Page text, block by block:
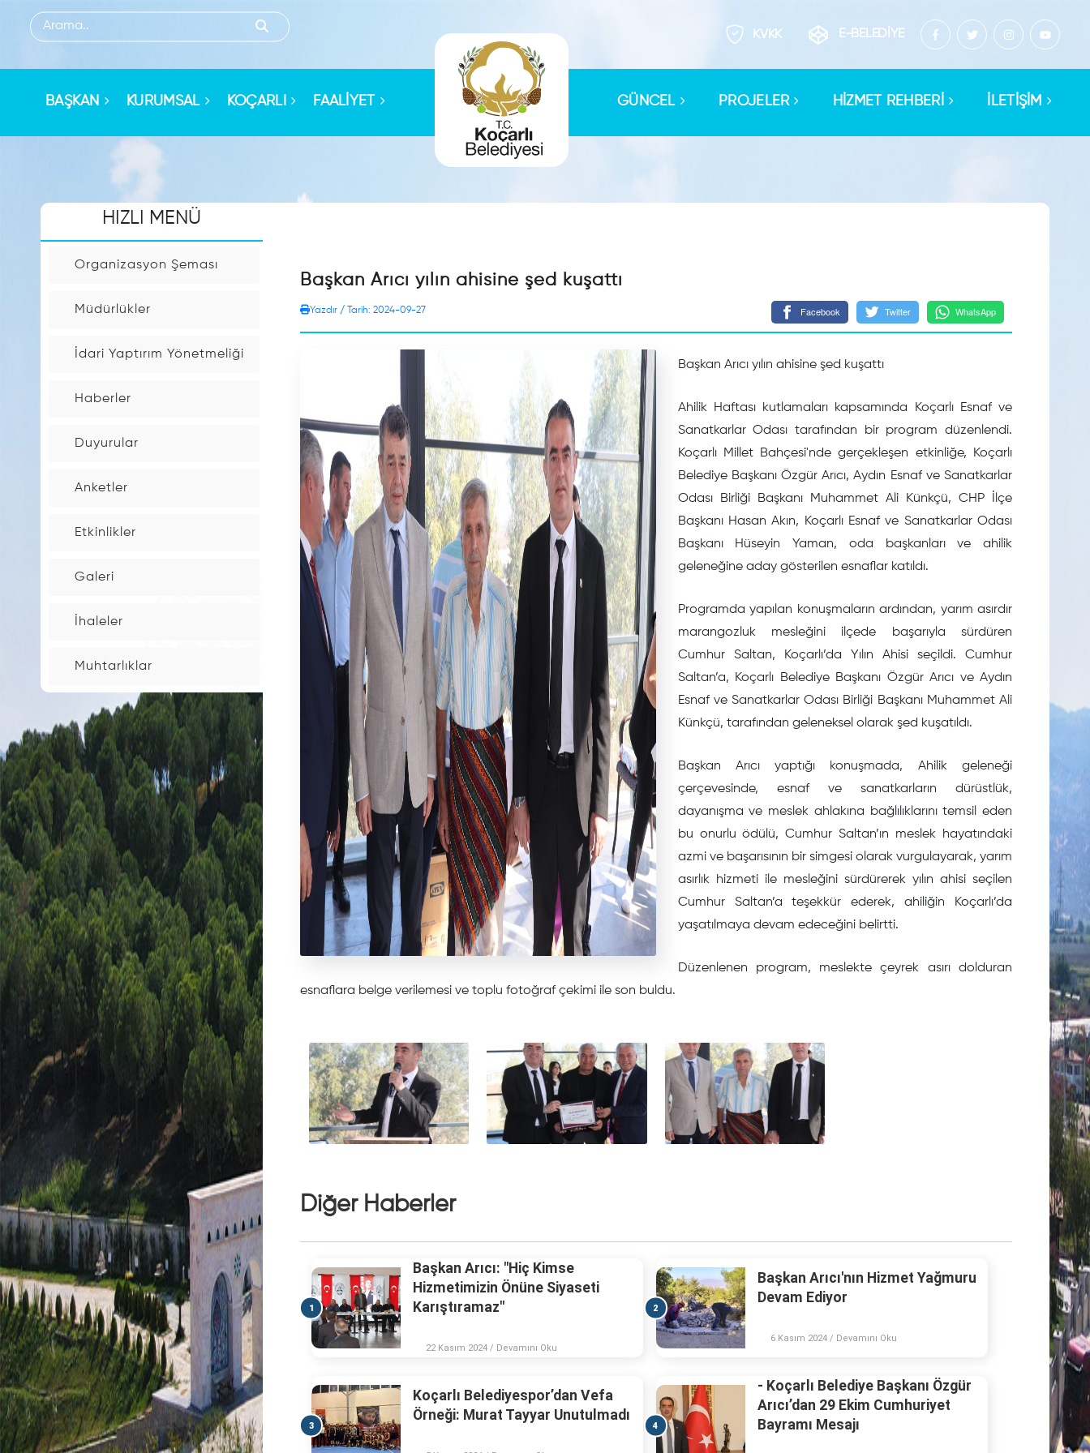
KVKK E-BELEDİYE
MENU
Elektronik
Dilekçe
Takip
Online
Vezne
Hızlı
Tahsilat
Taksitli
Borçlar
E-
Belediye
Belediye
Giriş
Yeni
Üyelik
Resmi
Evrak
Doğrulama
BAŞKAN KURUMSAL KOÇARLI FAALİYET GÜNCEL PROJELER HİZMET REHBERİ İLETİŞİM
HIZLI MENÜ
Organizasyon Şeması
Müdürlükler
İdari Yaptırım Yönetmeliği
Haberler
Duyurular
Anketler
Etkinlikler
Galeri
İhaleler
Muhtarlıklar
Başkan Arıcı yılın ahisine şed kuşattı
Yazdır / Tarih: 2024-09-27 Facebook Twitter WhatsApp
Başkan Arıcı yılın ahisine şed kuşattı
Ahilik Haftası kutlamaları kapsamında Koçarlı Esnaf ve
Sanatkarlar Odası tarafından bir program düzenlendi.
Koçarlı Millet Bahçesi'nde gerçekleşen etkinliğe, Koçarlı
Belediye Başkanı Özgür Arıcı, Aydın Esnaf ve Sanatkarlar
Odası Birliği Başkanı Muhammet Ali Künkçü, CHP İlçe
Başkanı Hasan Akın, Koçarlı Esnaf ve Sanatkarlar Odası
Başkanı Hüseyin Yaman, oda başkanları ve ahilik
geleneğine aday gösterilen esnaflar katıldı.
Programda yapılan konuşmaların ardından, yarım asırdır
marangozluk mesleğini ilçede başarıyla sürdüren
Cumhur Saltan, Koçarlı’da Yılın Ahisi seçildi. Cumhur
Saltan’a, Koçarlı Belediye Başkanı Özgür Arıcı ve Aydın
Esnaf ve Sanatkarlar Odası Birliği Başkanı Muhammet Ali
Künkçü, tarafından geleneksel olarak şed kuşatıldı.
Başkan Arıcı yaptığı konuşmada, Ahilik geleneği
çerçevesinde, esnaf ve sanatkarların dürüstlük,
dayanışma ve meslek ahlakına bağlılıklarını temsil eden
bu onurlu ödülü, Cumhur Saltan’ın meslek hayatındaki
azmi ve başarısının bir simgesi olarak vurgulayarak, yarım
asırlık hizmeti ile mesleğini sürdürerek yılın ahisi seçilen
Cumhur Saltan’a teşekkür ederek, ahiliğin Koçarlı’da
yaşatılmaya devam edeceğini belirtti.
Düzenlenen program, meslekte çeyrek asırı dolduran
esnaflara belge verilemesi ve toplu fotoğraf çekimi ile son buldu.
Diğer Haberler
1
Başkan Arıcı: "Hiç Kimse
Hizmetimizin Önüne Siyaseti
Karıştıramaz"
22 Kasım 2024 / Devamını Oku
2
Başkan Arıcı'nın Hizmet Yağmuru
Devam Ediyor
6 Kasım 2024 / Devamını Oku
3
Koçarlı Belediyespor’dan Vefa
Örneği: Murat Tayyar Unutulmadı
4
- Koçarlı Belediye Başkanı Özgür
Arıcı’dan 29 Ekim Cumhuriyet
Bayramı Mesajı